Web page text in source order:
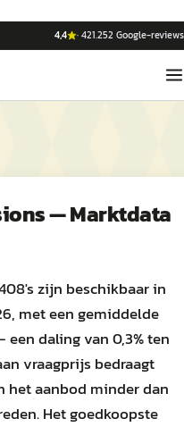
4,4 ·421.252Google-reviews
— Marktdata
zijn beschikbaar in
met een gemiddelde
een daling van 0,3% ten
vraagprijs bedraagt
het aanbod minder dan
Het goedkoopste